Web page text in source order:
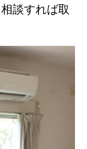
談すれば取